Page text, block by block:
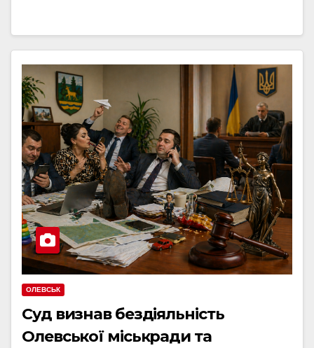
ОЛЕВСЬК
Суд визнав бездіяльність
Олевської міськради та